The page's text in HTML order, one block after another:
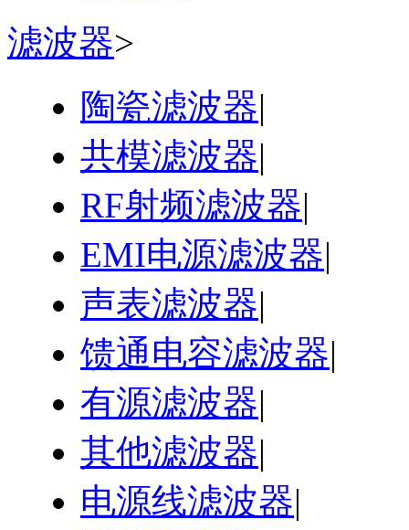
滤波器>
陶瓷滤波器|
共模滤波器|
RF射频滤波器|
EMI电源滤波器|
声表滤波器|
馈通电容滤波器|
有源滤波器|
其他滤波器|
电源线滤波器|